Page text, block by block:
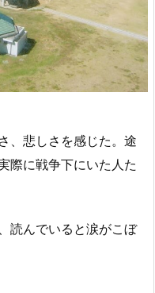
、悲しさを感じた。途
際に戦争下にいた人た
読んでいると涙がこぼ